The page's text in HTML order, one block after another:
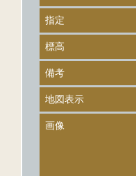
指定
標高
備考
地図表示
画像